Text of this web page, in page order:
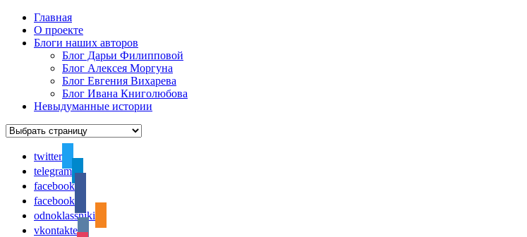
Главная
О проекте
Блоги наших авторов
Блог Дарьи Филипповой
Блог Алексея Моргуна
Блог Евгения Вихарева
Блог Ивана Книголюбова
Невыдуманные истории
twitter
telegram
facebook
facebook
odnoklassniki
vkontakte